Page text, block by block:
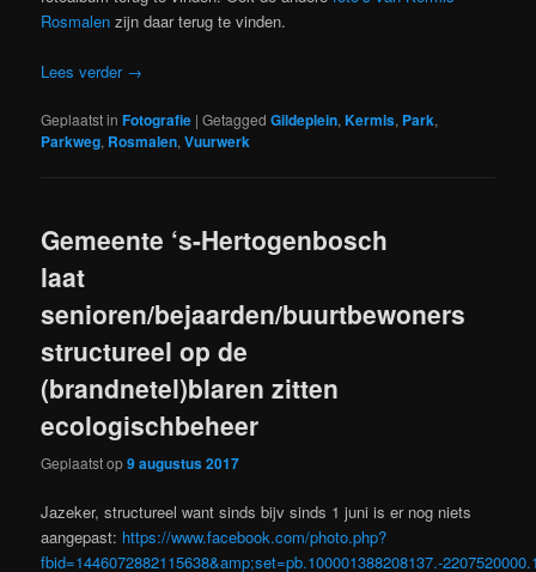
Rosmalen zijn daar terug te vinden.
Lees verder →
Geplaatst in Fotografie |Getagged Gildeplein,Kermis, Park,
Parkweg, Rosmalen,Vuurwerk
Gemeente ‘s-Hertogenbosch
laat
senioren/bejaarden/buurtbewoners
structureel op de
(brandnetel)blaren zitten
ecologischbeheer
Geplaatst op9 augustus 2017
Jazeker, structureel want sinds bijv sinds 1 juni is er nog niets
aangepast: https://www.facebook.com/photo.php?
fbid=1446072882115638&amp;set=pb.100001388208137.-